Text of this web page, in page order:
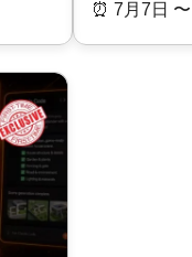
⏰️ 7月7日